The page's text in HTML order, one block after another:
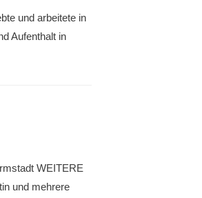
und arbeitete in
Aufenthalt in
WEITERE
und mehrere